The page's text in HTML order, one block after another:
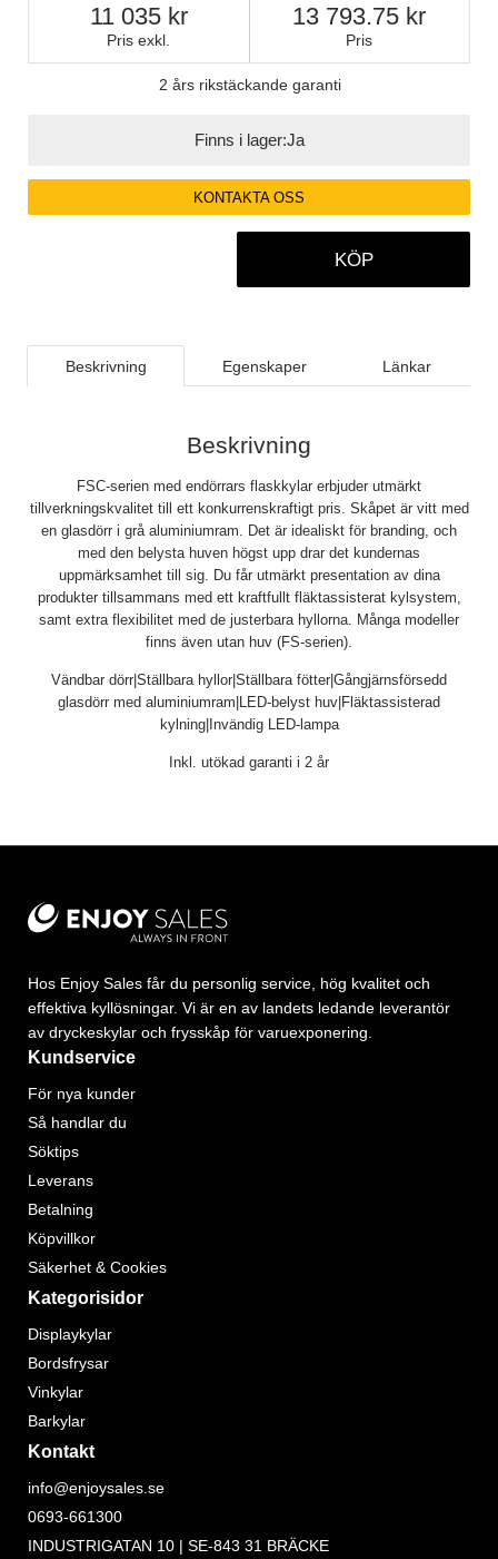
Pris exkl.
11 035
Pris
13 793.75
2 års rikstäckande garanti
Finns i lager:Ja
KONTAKTA OSS
KÖP
Beskrivning Egenskaper Länkar
Beskrivning
FSC-serien med endörrars flaskkylar erbjuder utmärkt
tillverkningskvalitet till ett konkurrenskraftigt pris. Skåpet är vitt med
en glasdörr i grå aluminiumram. Det är idealiskt för branding, och
med den belysta huven högst upp drar det kundernas
uppmärksamhet till sig. Du får utmärkt presentation av dina
produkter tillsammans med ett kraftfullt fläktassisterat kylsystem,
samt extra flexibilitet med de justerbara hyllorna. Många modeller
finns även utan huv (FS-serien).
Vändbar dörr|Ställbara hyllor|Ställbara fötter|Gångjärnsförsedd
glasdörr med aluminiumram|LED-belyst huv|Fläktassisterad
kylning|Invändig LED-lampa
Inkl. utökad garanti i 2 år
Hos Enjoy Sales får du personlig service, hög kvalitet och
effektiva kyllösningar. Vi är en av landets ledande leverantör
av dryckeskylar och frysskåp för varuexponering.
Kundservice
För nya kunder
Så handlar du
Söktips
Leverans
Betalning
Köpvillkor
Säkerhet & Cookies
Kategorisidor
Displaykylar
Bordsfrysar
Vinkylar
Barkylar
Kontakt
info@enjoysales.se
0693-661300
INDUSTRIGATAN 10 | SE-843 31 BRÄCKE